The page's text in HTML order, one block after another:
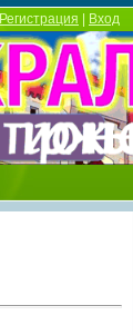
Регистрация Вход